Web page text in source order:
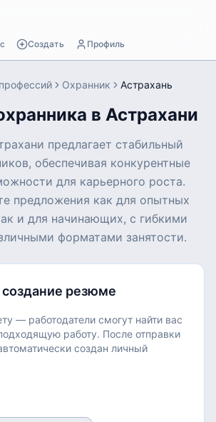
Создать Профиль
Охранник Астрахань
в Астрахани
предлагает стабильный
обеспечивая конкурентные
для карьерного роста.
предложения как для опытных
и для начинающих, с гибкими
форматами занятости.
резюме
— работодатели смогут найти вас
работу. После отправки
создан личный